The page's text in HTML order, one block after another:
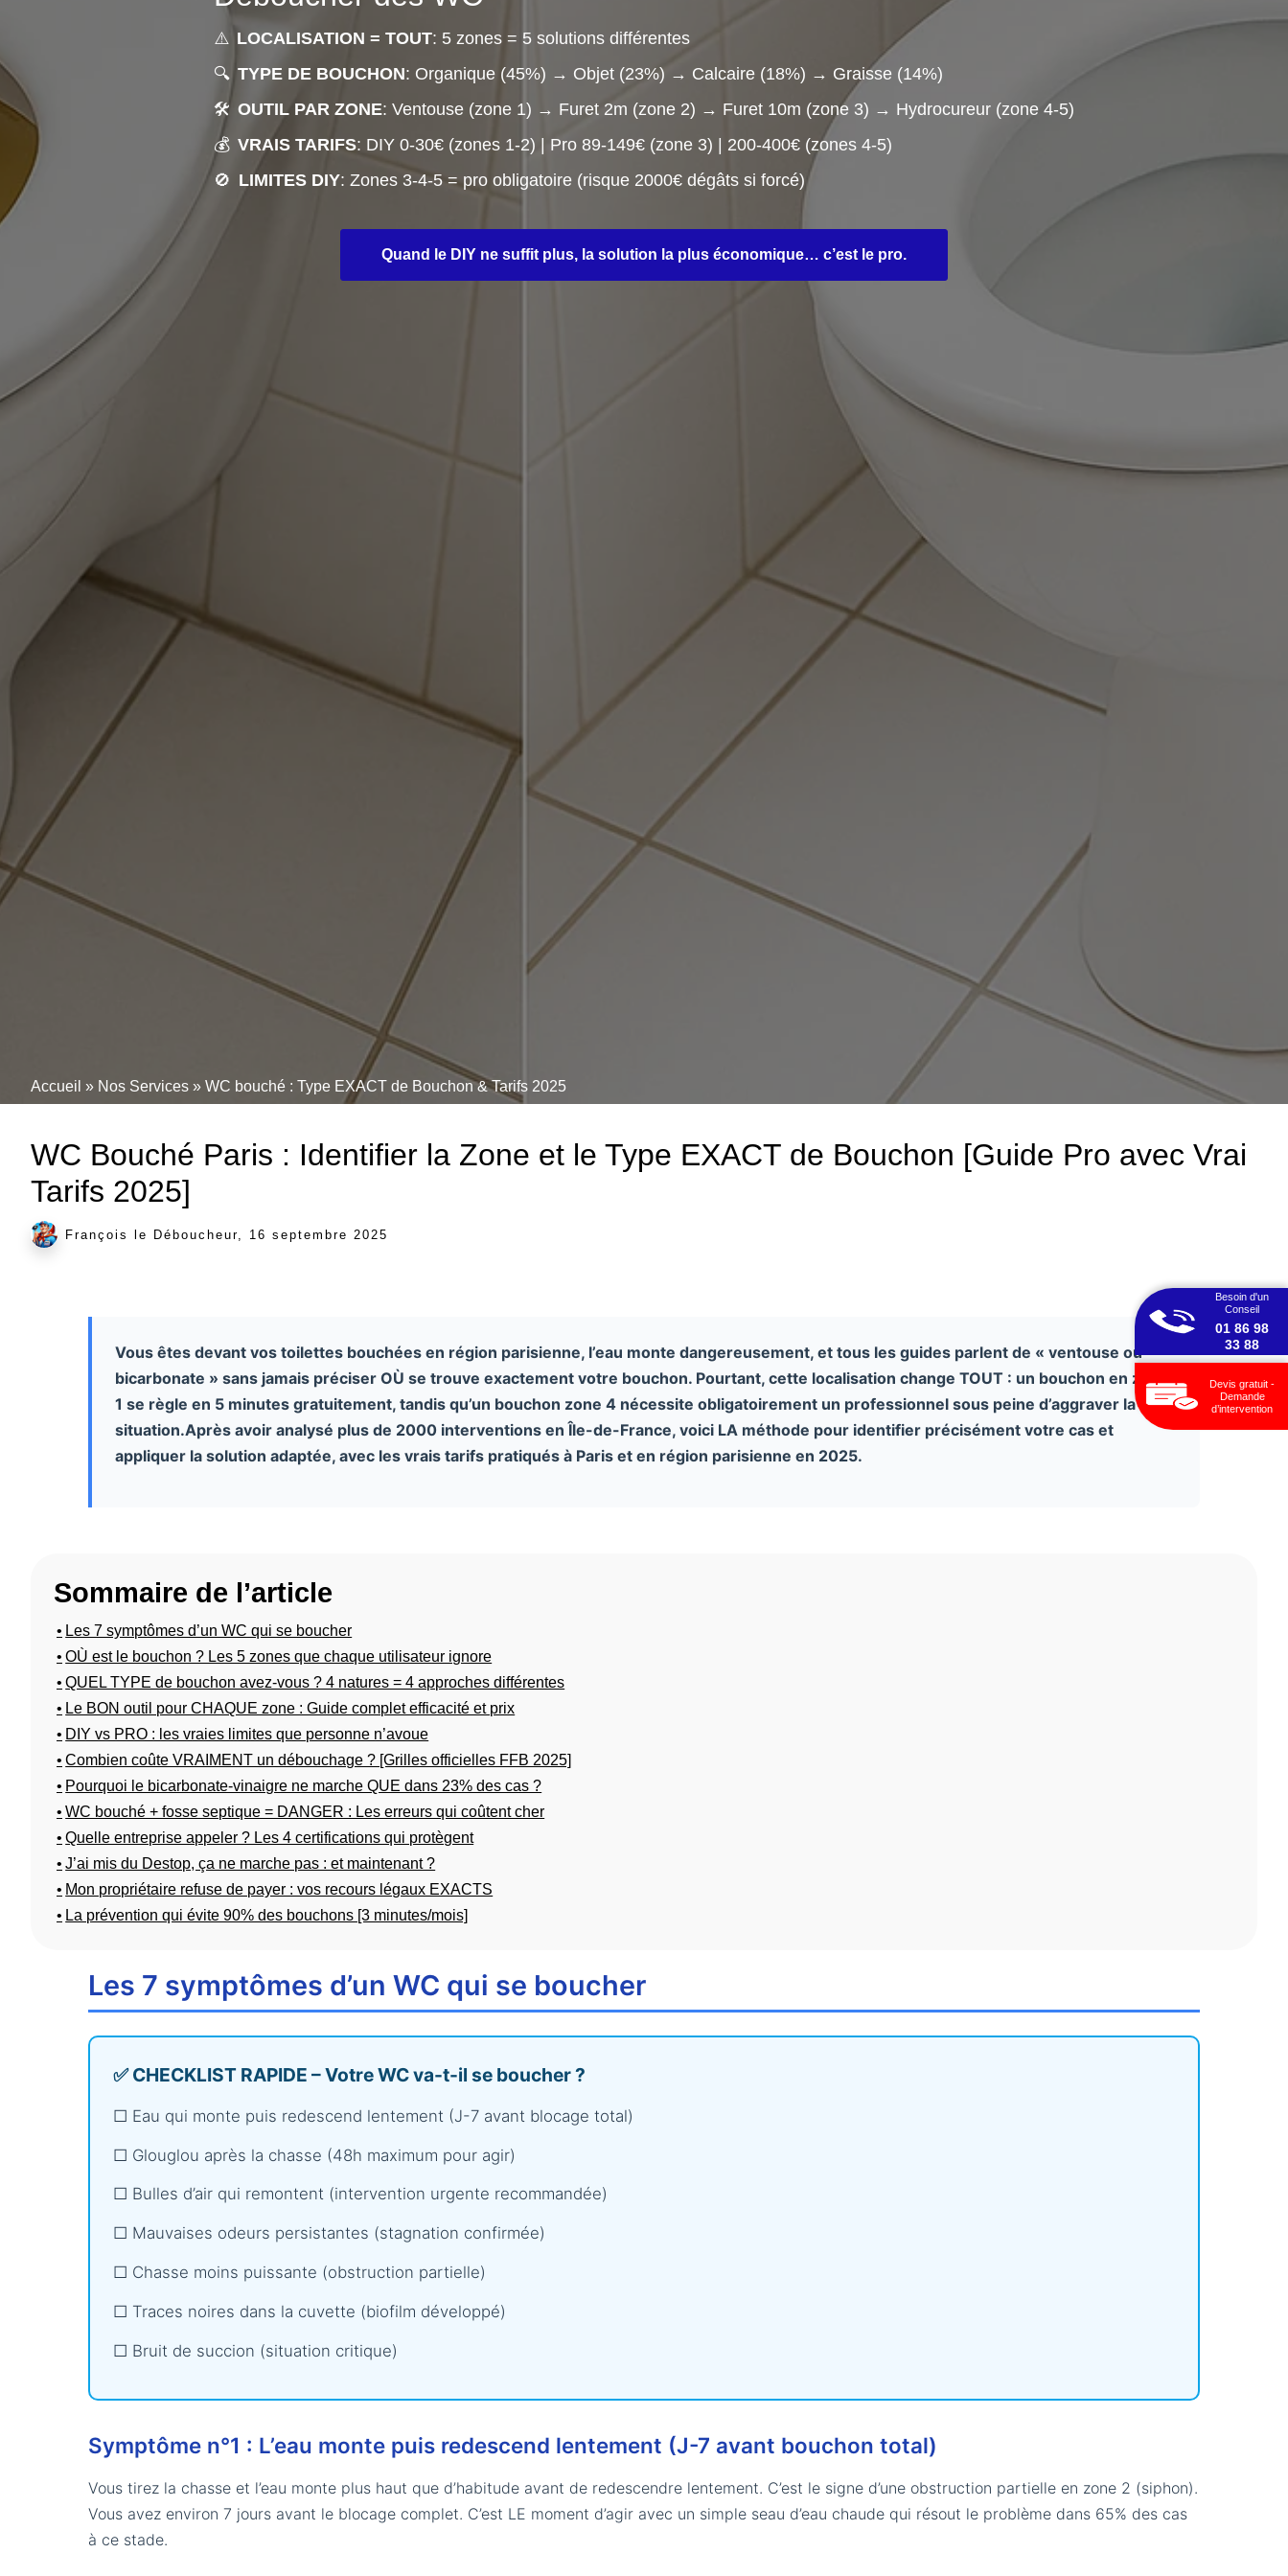
⚠️ LOCALISATION = TOUT: 5 zones = 5 solutions différentes
🔍 TYPE DE BOUCHON: Organique (45%) → Objet (23%) → Calcaire (18%) → Graisse (14%)
🛠️ OUTIL PAR ZONE: Ventouse (zone 1) → Furet 2m (zone 2) → Furet 10m (zone 3) → Hydrocureur (zone 4-5)
💰 VRAIS TARIFS: DIY 0-30€ (zones 1-2) | Pro 89-149€ (zone 3) | 200-400€ (zones 4-5)
🚫 LIMITES DIY: Zones 3-4-5 = pro obligatoire (risque 2000€ dégâts si forcé)
Quand le DIY ne suffit plus, la solution la plus économique… c’est le pro.
Accueil » Nos Services » WC bouché : Type EXACT de Bouchon & Tarifs 2025
WC Bouché Paris : Identifier la Zone et le Type EXACT de Bouchon [Guide Pro avec Vrai
Tarifs 2025]
François le Déboucheur, 16 septembre 2025
Vous êtes devant vos toilettes bouchées en région parisienne, l’eau monte dangereusement, et tous les guides parlent de « ventouse ou
bicarbonate » sans jamais préciser OÙ se trouve exactement votre bouchon. Pourtant, cette localisation change TOUT : un bouchon en zone
1 se règle en 5 minutes gratuitement, tandis qu’un bouchon zone 4 nécessite obligatoirement un professionnel sous peine d’aggraver la
situation.Après avoir analysé plus de 2000 interventions en Île-de-France, voici LA méthode pour identifier précisément votre cas et
appliquer la solution adaptée, avec les vrais tarifs pratiqués à Paris et en région parisienne en 2025.
Sommaire de l’article
Les 7 symptômes d’un WC qui se boucher
OÙ est le bouchon ? Les 5 zones que chaque utilisateur ignore
QUEL TYPE de bouchon avez-vous ? 4 natures = 4 approches différentes
Le BON outil pour CHAQUE zone : Guide complet efficacité et prix
DIY vs PRO : les vraies limites que personne n’avoue
Combien coûte VRAIMENT un débouchage ? [Grilles officielles FFB 2025]
Pourquoi le bicarbonate-vinaigre ne marche QUE dans 23% des cas ?
WC bouché + fosse septique = DANGER : Les erreurs qui coûtent cher
Quelle entreprise appeler ? Les 4 certifications qui protègent
J’ai mis du Destop, ça ne marche pas : et maintenant ?
Mon propriétaire refuse de payer : vos recours légaux EXACTS
La prévention qui évite 90% des bouchons [3 minutes/mois]
Les 7 symptômes d’un WC qui se boucher
✅ CHECKLIST RAPIDE – Votre WC va-t-il se boucher ?
□ Eau qui monte puis redescend lentement (J-7 avant blocage total)
□ Glouglou après la chasse (48h maximum pour agir)
□ Bulles d’air qui remontent (intervention urgente recommandée)
□ Mauvaises odeurs persistantes (stagnation confirmée)
□ Chasse moins puissante (obstruction partielle)
□ Traces noires dans la cuvette (biofilm développé)
□ Bruit de succion (situation critique)
Symptôme n°1 : L’eau monte puis redescend lentement (J-7 avant bouchon total)
Vous tirez la chasse et l’eau monte plus haut que d’habitude avant de redescendre lentement. C’est le signe d’une obstruction partielle en zone 2 (siphon).
Vous avez environ 7 jours avant le blocage complet. C’est LE moment d’agir avec un simple seau d’eau chaude qui résout le problème dans 65% des cas
à ce stade.
Besoin d'un
Conseil
01 86 98
33 88
Devis gratuit -
Demande
d’intervention